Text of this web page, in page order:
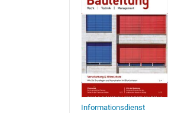
Informationsdienst